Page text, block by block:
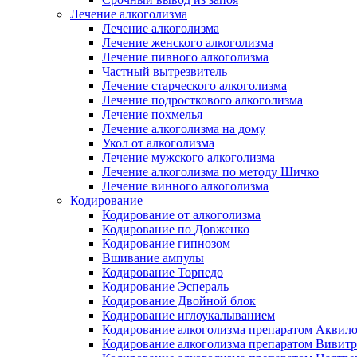
Лечение алкоголизма
Лечение алкоголизма
Лечение женского алкоголизма
Лечение пивного алкоголизма
Частный вытрезвитель
Лечение старческого алкоголизма
Лечение подросткового алкоголизма
Лечение похмелья
Лечение алкоголизма на дому
Укол от алкоголизма
Лечение мужского алкоголизма
Лечение алкоголизма по методу Шичко
Лечение винного алкоголизма
Кодирование
Кодирование от алкоголизма
Кодирование по Довженко
Кодирование гипнозом
Вшивание ампулы
Кодирование Торпедо
Кодирование Эспераль
Кодирование Двойной блок
Кодирование иглоукалыванием
Кодирование алкоголизма препаратом
Кодирование алкоголизма препаратом